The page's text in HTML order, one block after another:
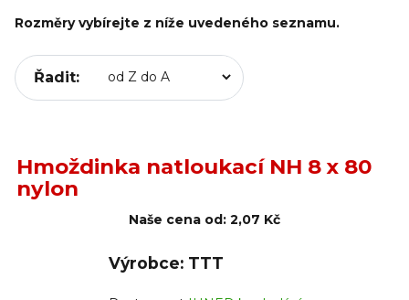
Rozměry vybírejte z níže uvedeného seznamu.
Řadit:
Hmoždinka natloukací NH 8 x 80
nylon
Naše cena od: 2,07 Kč
Výrobce: TTT